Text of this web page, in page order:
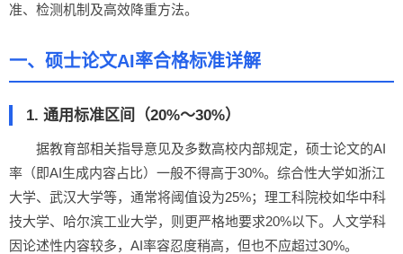
准、检测机制及高效降重方法。
一、硕士论文AI率合格标准详解
1. 通用标准区间（20%～30%）
据教育部相关指导意见及多数高校内部规定，硕士论文的AI
率（即AI生成内容占比）一般不得高于30%。综合性大学如浙江
大学、武汉大学等，通常将阈值设为25%；理工科院校如华中科
技大学、哈尔滨工业大学，则更严格地要求20%以下。人文学科
因论述性内容较多，AI率容忍度稍高，但也不应超过30%。